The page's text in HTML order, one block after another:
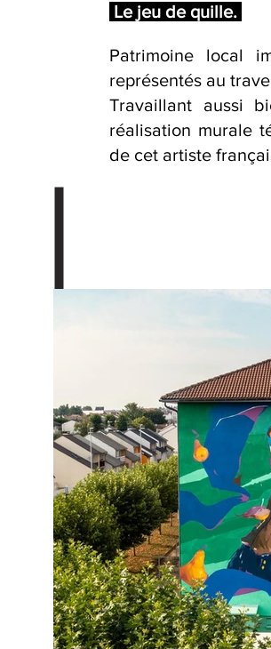
Le jeu de quille.
Patrimoine local
représentés au
Travaillant aussi
réalisation murale
de cet artiste